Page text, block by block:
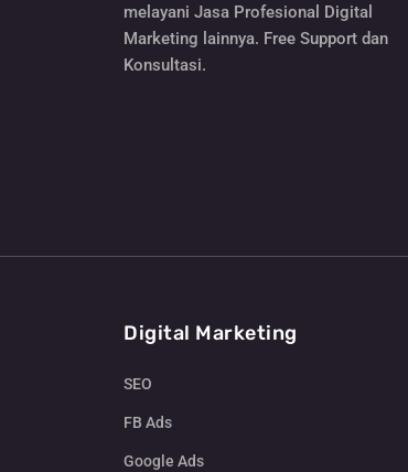
melayani Jasa Profesional Digital
Marketing lainnya. Free Support dan
Konsultasi.
Digital Marketing
SEO
FB Ads
Google Ads